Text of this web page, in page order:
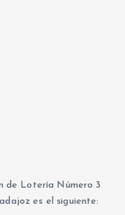
de Lotería Número 3
es el siguiente: